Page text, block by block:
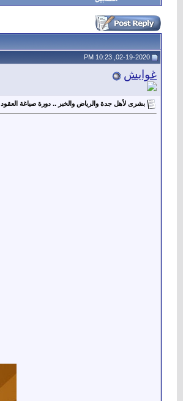
غوايش
بشرى لأهل جدة والرياض والخبر .. دورة صياغة العقود